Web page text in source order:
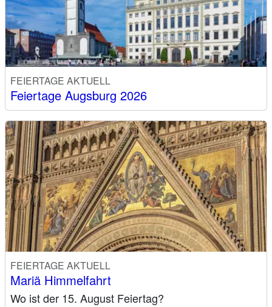
FEIERTAGE AKTUELL
Feiertage Augsburg 2026
FEIERTAGE AKTUELL
Mariä Himmelfahrt
Wo ist der 15. August Feiertag?